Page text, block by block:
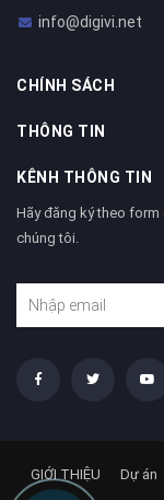
info@digivi.net
CHÍNH SÁCH
THÔNG TIN
KÊNH THÔNG TIN
Hãy đăng ký theo
chúng tôi.
GIỚI THIỆU Dự án